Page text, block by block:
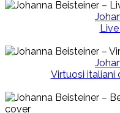
Virtuosi italiani